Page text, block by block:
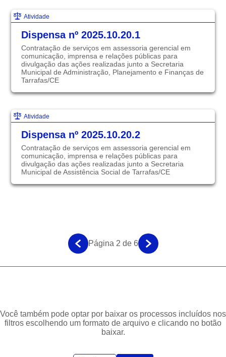
Atividade
Dispensa nº 2025.10.20.1
Contratação de serviços em assessoria gerencial em
comunicação, imprensa e relações públicas para
divulgação das ações realizadas junto a Secretaria
Municipal de Administração, Planejamento e Finanças de
Tarrafas/CE
Atividade
Dispensa nº 2025.10.20.2
Contratação de serviços em assessoria gerencial em
comunicação, imprensa e relações públicas para
divulgação das ações realizadas junto a Secretaria
Municipal de Assistência Social de Tarrafas/CE
Página 2 de 6
Você também pode optar por baixar os processos incluídos nos
filtros escolhendo um formato de arquivo e clicando no botão
baixar.